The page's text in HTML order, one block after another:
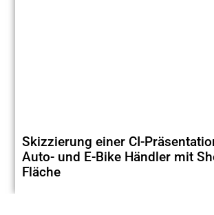
Skizzierung einer CI-
Auto- und E-Bike Händler mit
Fläche